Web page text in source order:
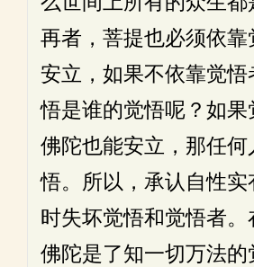
再者，菩提也必须依
安立，如果不依靠觉
悟是谁的觉悟呢？如果
佛陀也能安立，那任
悟。所以，承认自性实
时失坏觉悟和觉悟者。
佛陀是了知一切万法的